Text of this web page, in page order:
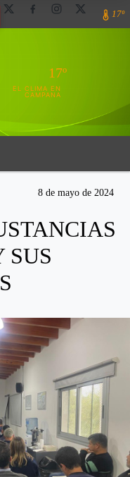
17º
17º
EL CLIMA EN
CAMPANA
8 de mayo de 2024
SUS